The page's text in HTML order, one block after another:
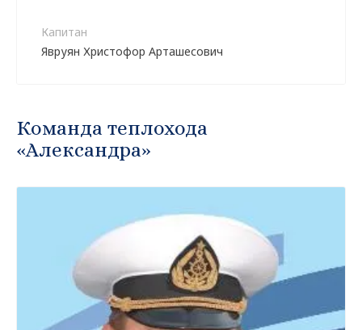
Капитан
Явруян Христофор Арташесович
Команда теплохода
«Александра»